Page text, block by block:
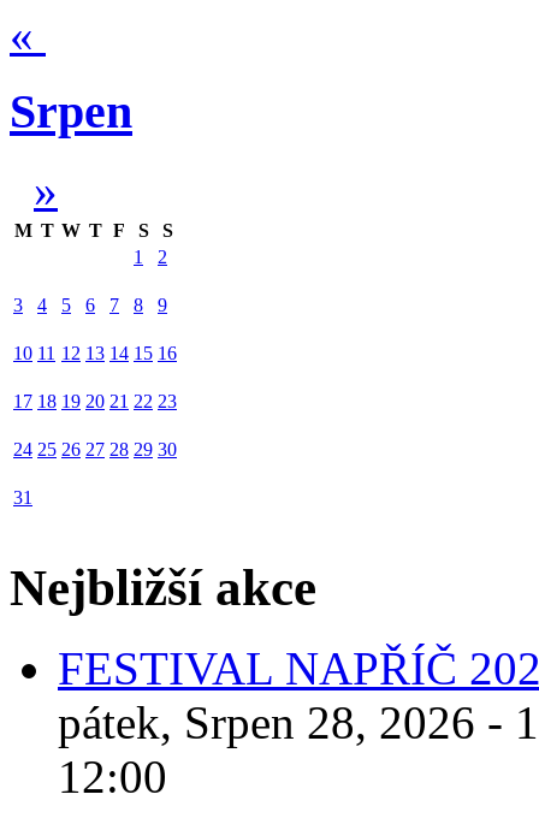
«
Srpen
»
M T W T F S
S
1
2
3 4 5 6 7 8 9
10 11 12 13 14 15 16
17 18 19 20 21 22 23
24 25 26 27 28 29 30
31
Nejbližší akce
FESTIVAL NAPŘÍČ
pátek, Srpen 28, 2026 -
12:00